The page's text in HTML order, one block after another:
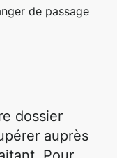
de passage
dossier
auprès